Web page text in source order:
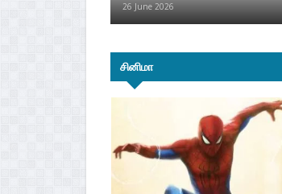
26 June 2026
சினிமா